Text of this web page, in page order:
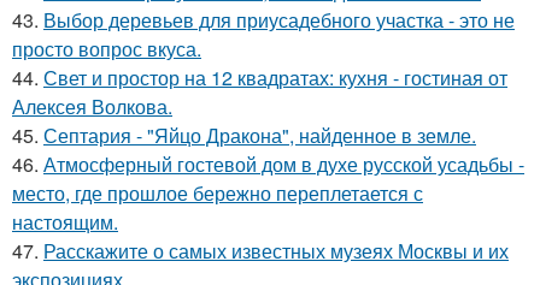
43. Выбор деревьев для приусадебного участка - это не
просто вопрос вкуса.
44. Свет и простор на 12 квадратах: кухня - гостиная от
Алексея Волкова.
45. Септария - "Яйцо Дракона", найденное в земле.
46. Атмосферный гостевой дом в духе русской усадьбы -
место, где прошлое бережно переплетается с
настоящим.
47. Расскажите о самых известных музеях Москвы и их